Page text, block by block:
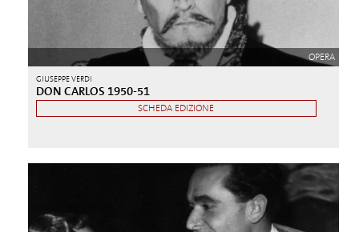
OPERA
GIUSEPPE VERDI
DON CARLOS 1950-51
SCHEDA EDIZIONE